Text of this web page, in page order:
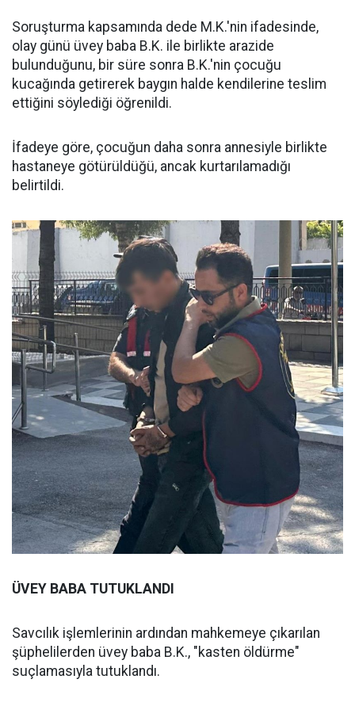
Soruşturma kapsamında dede M.K.'nin ifadesinde,
olay günü üvey baba B.K. ile birlikte arazide
bulunduğunu, bir süre sonra B.K.'nin çocuğu
kucağında getirerek baygın halde kendilerine teslim
ettiğini söylediği öğrenildi.
İfadeye göre, çocuğun daha sonra annesiyle birlikte
hastaneye götürüldüğü, ancak kurtarılamadığı
belirtildi.
ÜVEY BABA TUTUKLANDI
Savcılık işlemlerinin ardından mahkemeye çıkarılan
şüphelilerden üvey baba B.K., "kasten öldürme"
suçlamasıyla tutuklandı.